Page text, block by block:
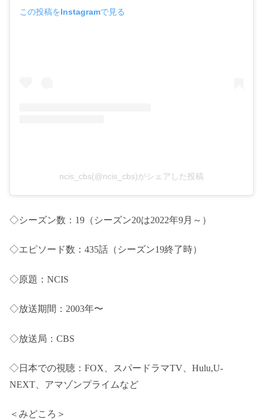
この投稿をInstagramで見る
ncis_cbs(@ncis_cbs)がシェアした投稿
◇シーズン数：19（シーズン20は2022年9月～）
◇エピソード数：435話（シーズン19終了時）
◇原題：NCIS
◇放送期間：2003年〜
◇放送局：CBS
◇日本での視聴：FOX、スパードラマTV、Hulu,U-
NEXT、アマゾンプライムなど
＜みどころ＞